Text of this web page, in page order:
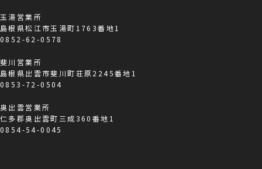
玉湯営業所
島根県松江市玉湯町1763番地1
0852-62-0578
斐川営業所
島根県出雲市斐川町荘原2245番地1
0853-72-0504
奥出雲営業所
仁多郡奥出雲町三成360番地1
0854-54-0045